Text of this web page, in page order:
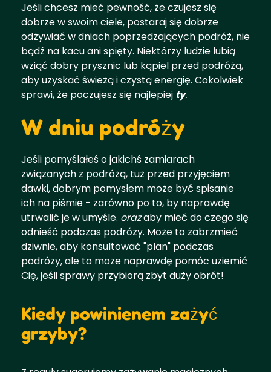
Jeśli chcesz mieć pewność, że czujesz się
dobrze w swoim ciele, postaraj się dobrze
odżywiać w dniach poprzedzających podróż, nie
bądź na kacu ani spięty. Niektórzy ludzie lubią
wziąć dobry prysznic lub kąpiel przed podróżą,
aby uzyskać świeżą i czystą energię. Cokolwiek
sprawi, że poczujesz się najlepiej ty.
W dniu podróży
Jeśli pomyślałeś o jakichś zamiarach
związanych z podróżą, tuż przed przyjęciem
dawki, dobrym pomysłem może być spisanie
ich na piśmie - zarówno po to, by naprawdę
utrwalić je w umyśle. orazaby mieć do czego się
odnieść podczas podróży. Może to zabrzmieć
dziwnie, aby konsultować "plan" podczas
podróży, ale to może naprawdę pomóc uziemić
Cię, jeśli sprawy przybiorą zbyt duży obrót!
Kiedy powinienem zażyć
grzyby?